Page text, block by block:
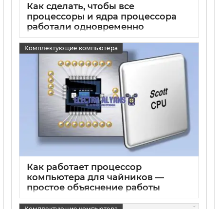
Как сделать, чтобы все
процессоры и ядра процессора
работали одновременно
Комплектующие компьютера
Как работает процессор
компьютера для чайников —
простое объяснение работы
процессоров